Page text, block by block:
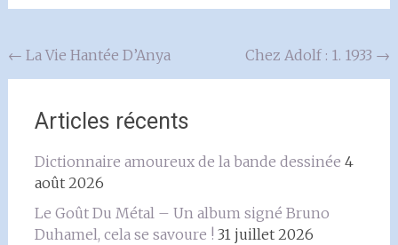
Navigation
de
l'article
← La Vie Hantée D’Anya Chez Adolf : 1. 1933 →
Articles récents
Dictionnaire amoureux de la bande dessinée 4
août 2026
Le Goût Du Métal – Un album signé Bruno
Duhamel, cela se savoure ! 31 juillet 2026